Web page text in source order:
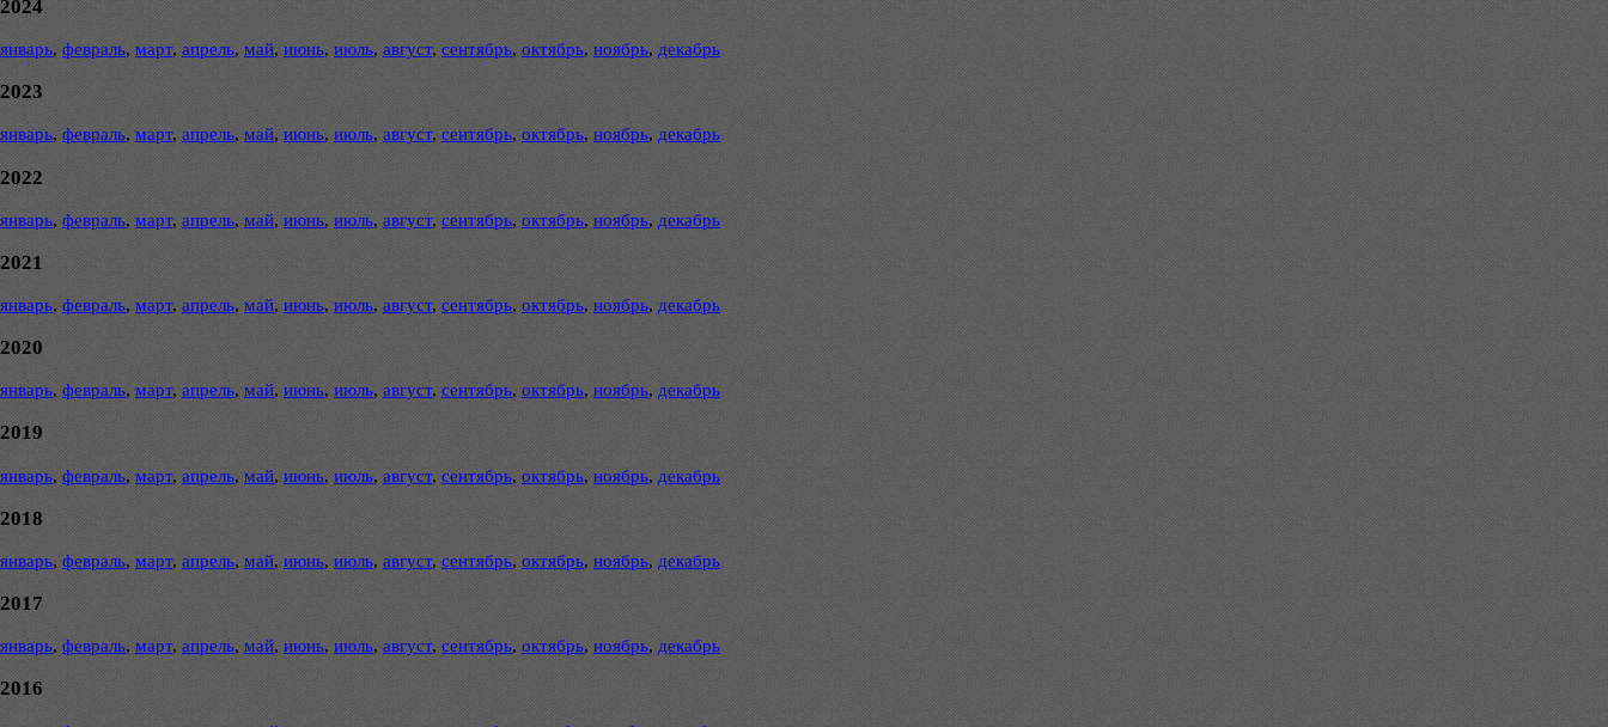
2024
январь, февраль, март, апрель, май, июнь, июль, август, сентябрь, октябрь, ноябрь, декабрь
2023
январь, февраль, март, апрель, май, июнь, июль, август, сентябрь, октябрь, ноябрь, декабрь
2022
январь, февраль, март, апрель, май, июнь, июль, август, сентябрь, октябрь, ноябрь, декабрь
2021
январь, февраль, март, апрель, май, июнь, июль, август, сентябрь, октябрь, ноябрь, декабрь
2020
январь, февраль, март, апрель, май, июнь, июль, август, сентябрь, октябрь, ноябрь, декабрь
2019
январь, февраль, март, апрель, май, июнь, июль, август, сентябрь, октябрь, ноябрь, декабрь
2018
январь, февраль, март, апрель, май, июнь, июль, август, сентябрь, октябрь, ноябрь, декабрь
2017
январь, февраль, март, апрель, май, июнь, июль, август, сентябрь, октябрь, ноябрь, декабрь
2016